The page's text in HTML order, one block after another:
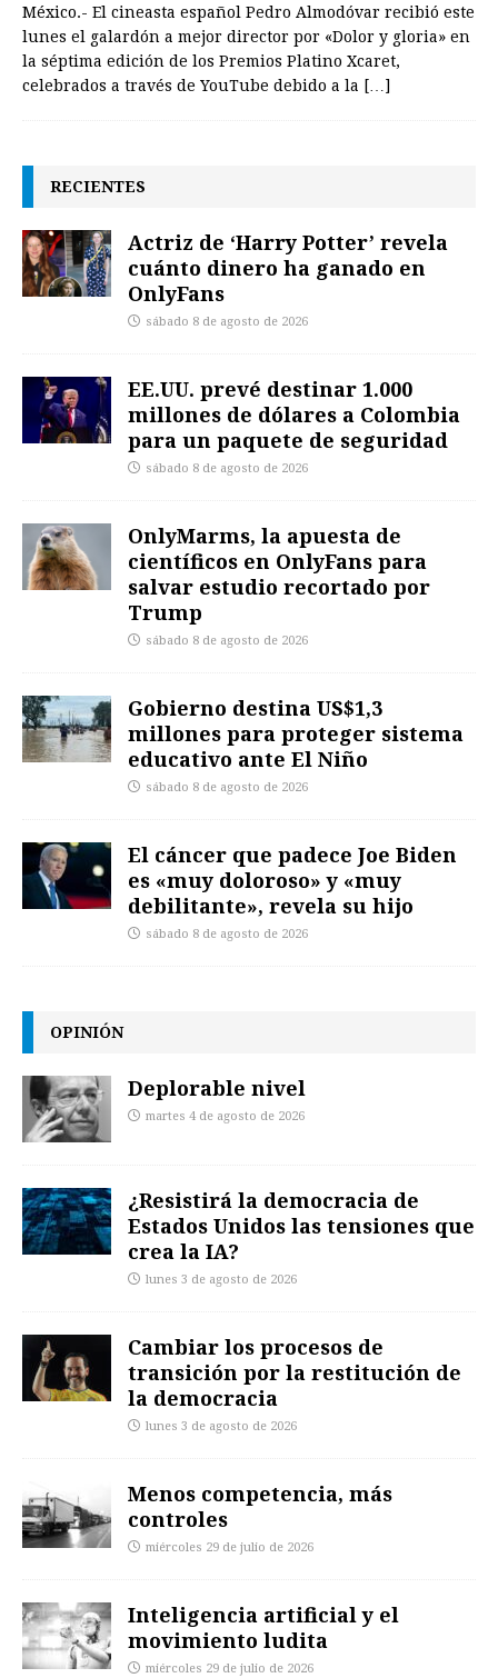
México.- El cineasta español Pedro Almodóvar recibió este
lunes el galardón a mejor director por «Dolor y gloria» en
la séptima edición de los Premios Platino Xcaret,
celebrados a través de YouTube debido a la […]
RECIENTES
Actriz de ‘Harry Potter’ revela
cuánto dinero ha ganado en
OnlyFans
sábado 8 de agosto de 2026
EE.UU. prevé destinar 1.000
millones de dólares a Colombia
para un paquete de seguridad
sábado 8 de agosto de 2026
OnlyMarms, la apuesta de
científicos en OnlyFans para
salvar estudio recortado por
Trump
sábado 8 de agosto de 2026
Gobierno destina US$1,3
millones para proteger sistema
educativo ante El Niño
sábado 8 de agosto de 2026
El cáncer que padece Joe Biden
es «muy doloroso» y «muy
debilitante», revela su hijo
sábado 8 de agosto de 2026
OPINIÓN
Deplorable nivel
martes 4 de agosto de 2026
¿Resistirá la democracia de
Estados Unidos las tensiones que
crea la IA?
lunes 3 de agosto de 2026
Cambiar los procesos de
transición por la restitución de
la democracia
lunes 3 de agosto de 2026
Menos competencia, más
controles
miércoles 29 de julio de 2026
Inteligencia artificial y el
movimiento ludita
miércoles 29 de julio de 2026